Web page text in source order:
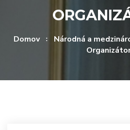
Domov
Národná a